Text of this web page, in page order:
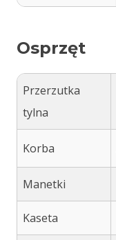
Osprzęt
Przerzutka
tylna
Korba
Manetki
Kaseta